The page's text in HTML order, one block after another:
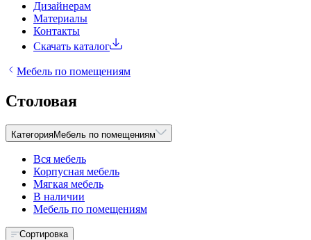
Дизайнерам
Материалы
Контакты
Скачать каталог
Мебель по помещениям
Столовая
КатегорияМебель по помещениям
Вся мебель
Корпусная мебель
Мягкая мебель
В наличии
Мебель по помещениям
Сортировка